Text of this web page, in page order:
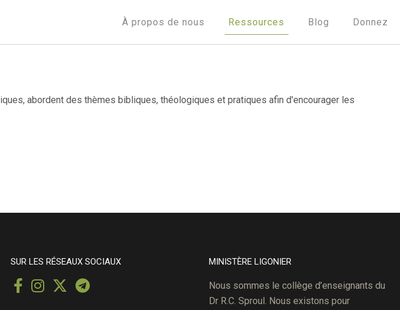
À propos de nous Ressources Blog Donnez
abordent des thèmes bibliques, théologiques et pratiques afin d'encourager les
SUR LES RÉSEAUX SOCIAUX MINISTÈRE LIGONIER
Nous sommes le collège d’enseignants du
Dr R.C. Sproul. Nous existons pour